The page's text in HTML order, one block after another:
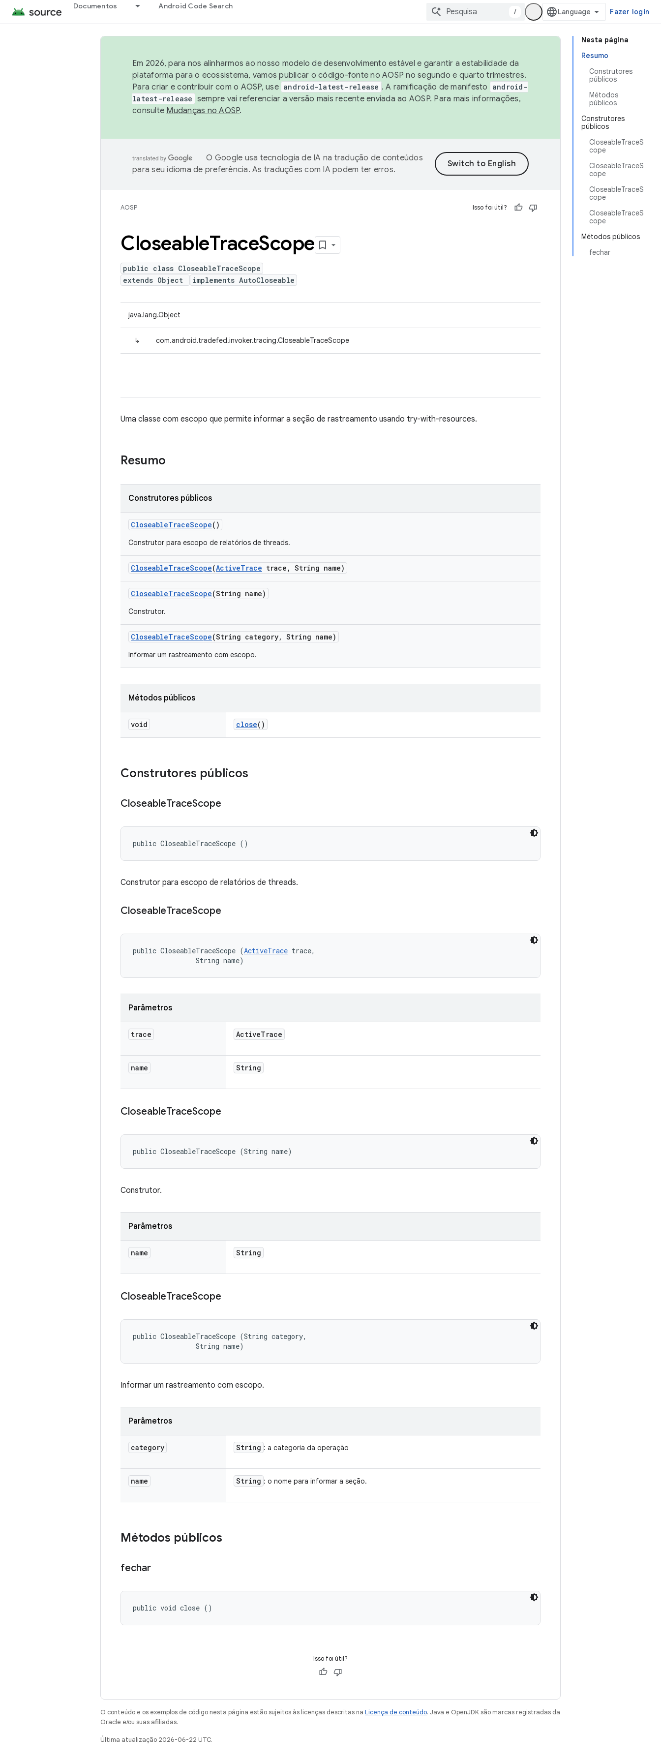
Documentos Android Code Search
/ Fazer login
Nesta página
Resumo
Construtores
públicos
Métodos
públicos
Construtores
públicos
CloseableTraceS
cope
CloseableTraceS
cope
CloseableTraceS
cope
CloseableTraceS
cope
Métodos públicos
fechar
Em 2026, para nos alinharmos ao nosso modelo de desenvolvimento estável e garantir a estabilidade da
plataforma para o ecossistema, vamos publicar o código-fonte no AOSP no segundo e quarto trimestres.
Para criar e contribuir com o AOSP, use android-latest-release . A ramificação de manifesto
android-
latest-release sempre vai referenciar a versão mais recente enviada ao AOSP. Para mais informações,
consulte Mudanças no AOSP.
O Google usa tecnologia de IA na tradução de conteúdos
para seu idioma de preferência. As traduções com IA podem ter erros.
AOSP Isso foi útil?
CloseableTraceScope
public class CloseableTraceScope
extends Object
implements AutoCloseable
java.lang.Object
↳ com.android.tradefed.invoker.tracing.CloseableTraceScope
Uma classe com escopo que permite informar a seção de rastreamento usando try-with-resources.
Resumo
Construtores públicos
CloseableTraceScope()
Construtor para escopo de relatórios de threads.
CloseableTraceScope(ActiveTrace trace , String name)
CloseableTraceScope(String name)
Construtor.
CloseableTraceScope(String category, String name)
Informar um rastreamento com escopo.
Métodos públicos
void close()
Construtores públicos
CloseableTraceScope
public CloseableTraceScope ()
Construtor para escopo de relatórios de threads.
CloseableTraceScope
public CloseableTraceScope (ActiveTrace trace,
                String name)
Parâmetros
trace ActiveTrace
name String
CloseableTraceScope
public CloseableTraceScope (String name)
Construtor.
Parâmetros
name String
CloseableTraceScope
public CloseableTraceScope (String category,
                String name)
Informar um rastreamento com escopo.
Parâmetros
category String : a categoria da operação
name String : o nome para informar a seção.
Métodos públicos
fechar
public void close ()
Isso foi útil?
O conteúdo e os exemplos de código nesta página estão sujeitos às licenças descritas na Licença de conteúdo. Java e OpenJDK são marcas registradas da
Oracle e/ou suas afiliadas.
Última atualização 2026-06-22 UTC.